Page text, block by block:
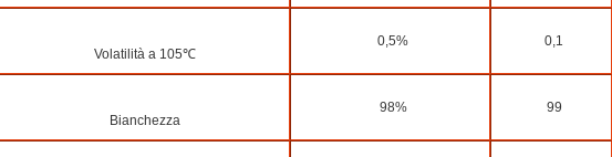
Volatilità a 105℃
0,5% 0,1
Bianchezza
98% 99